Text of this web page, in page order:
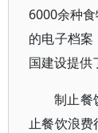
6000余种
的电子档
国建设提供
制止餐
止餐饮浪费